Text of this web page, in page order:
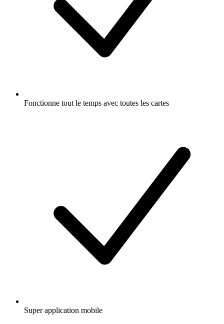
Fonctionne tout le temps avec toutes les cartes
Super application mobile